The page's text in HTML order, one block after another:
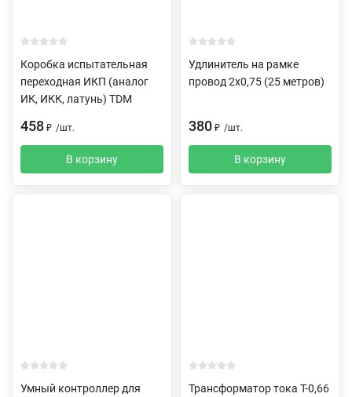
Коробка испытательная
переходная ИКП (аналог
ИК, ИКК, латунь) TDM
458 ₽ /шт.
В корзину
Удлинитель на рамке
провод 2х0,75 (25 метров)
380 ₽ /шт.
В корзину
Умный контроллер для
Трансформатор тока Т-0,66